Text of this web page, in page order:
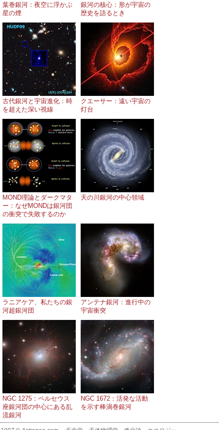
葉巻銀河：夜空に浮かぶ
星の煙
銀河の核心：形が宇宙の
歴史を語るとき
古代銀河と宇宙進化：時
を超えた深い視線
クエーサー：遠い宇宙の
灯台
MOND理論とダークマタ
ー：なぜMONDは銀河団
の衝突で失敗するのか
天の川銀河の中心領域
ラニアケア、私たちの銀
河超銀河団
アンテナ銀河：進行中の
宇宙衝突
NGC 1275：ペルセウス
座銀河団の中心にある乱
流銀河
NGC 1672：活発な活動
を示す棒渦巻銀河